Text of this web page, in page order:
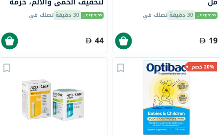
30 دقيقة تصلك في
19
من 72 30 دقيقة تصلك في
44
20% خصم